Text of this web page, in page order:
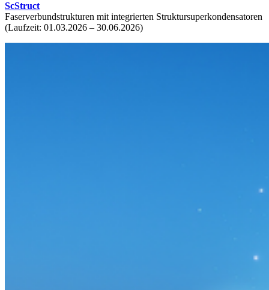
ScStruct
Faserverbundstrukturen mit integrierten Struktursuperkondensatoren
(Laufzeit: 01.03.2026 – 30.06.2026)